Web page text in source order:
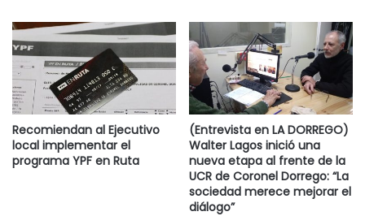
Recomiendan al Ejecutivo
local implementar el
programa YPF en Ruta
(Entrevista en LA DORREGO)
Walter Lagos inició una
nueva etapa al frente de la
UCR de Coronel Dorrego: “La
sociedad merece mejorar el
diálogo”